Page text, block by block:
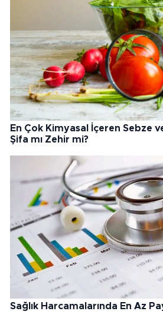
En Çok Kimyasal İçeren Sebze
Şifa mı Zehir mi?
Sağlık Harcamalarında En Az